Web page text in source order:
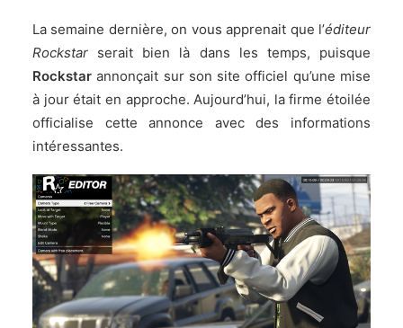
La semaine dernière,on vous apprenait que l’éditeur
Rockstar serait bien là dans les temps, puisque
Rockstar annonçait sur son site officiel qu’une mise
à jour était en approche. Aujourd’hui, la firme étoilée
officialise cette annonce avec des informations
intéressantes.